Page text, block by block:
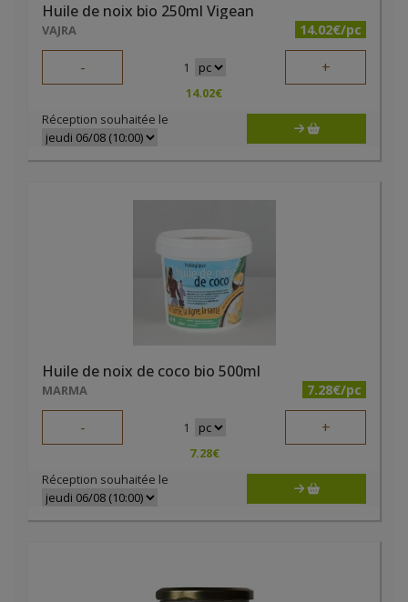
Huile de noix bio 250ml Vigean
VAJRA 14.02€/pc
- 1 +
14.02€
Réception souhaitée le
Huile de noix de coco bio 500ml
MARMA 7.28€/pc
- 1 +
7.28€
Réception souhaitée le